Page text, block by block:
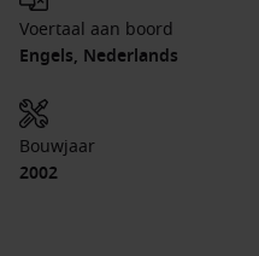
Voertaal aan boord
Engels, Nederlands
Bouwjaar
2002